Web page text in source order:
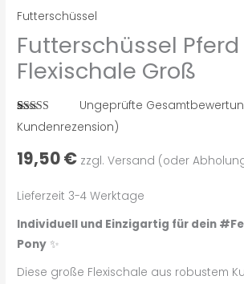
Futterschüssel
Futterschüssel Pferd
Flexischale Groß
Bewertet mit
5.00von 5,
auf
1
Kundenbewertung
Ungeprüfte
Kundenrezension)
19,50€ zzgl. Versand (oder
Lieferzeit 3-4 Werktage
Individuell und Einzigartig für dein
Pony ✨
Diese große Flexischale aus robustem